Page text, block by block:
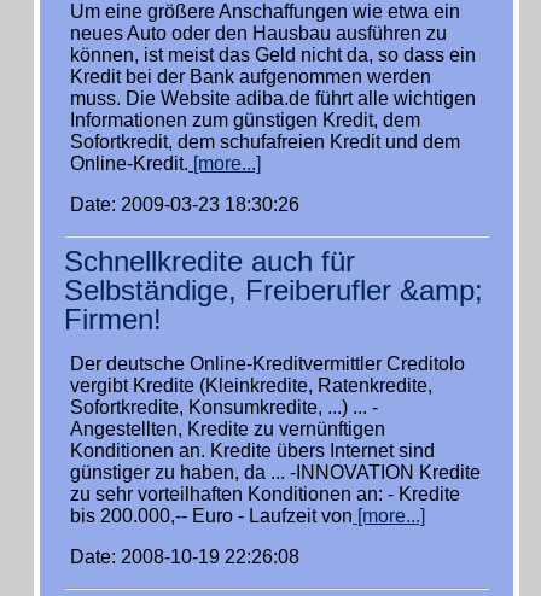
Um eine größere Anschaffungen wie etwa ein
neues Auto oder den Hausbau ausführen zu
können, ist meist das Geld nicht da, so dass ein
Kredit bei der Bank aufgenommen werden
muss. Die Website adiba.de führt alle wichtigen
Informationen zum günstigen Kredit, dem
Sofortkredit, dem schufafreien Kredit und dem
Online-Kredit. [more...]
Date: 2009-03-23 18:30:26
Schnellkredite auch für
Selbständige, Freiberufler &amp;
Firmen!
Der deutsche Online-Kreditvermittler Creditolo
vergibt Kredite (Kleinkredite, Ratenkredite,
Sofortkredite, Konsumkredite, ...) ... -
Angestellten, Kredite zu vernünftigen
Konditionen an. Kredite übers Internet sind
günstiger zu haben, da ... -INNOVATION Kredite
zu sehr vorteilhaften Konditionen an: - Kredite
bis 200.000,-- Euro - Laufzeit von [more...]
Date: 2008-10-19 22:26:08